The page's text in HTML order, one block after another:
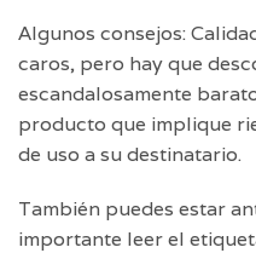
Algunos consejos:
caros, pero hay que
escandalosamente
producto que implique
de uso a su destinatario.
También puedes estar
importante leer el